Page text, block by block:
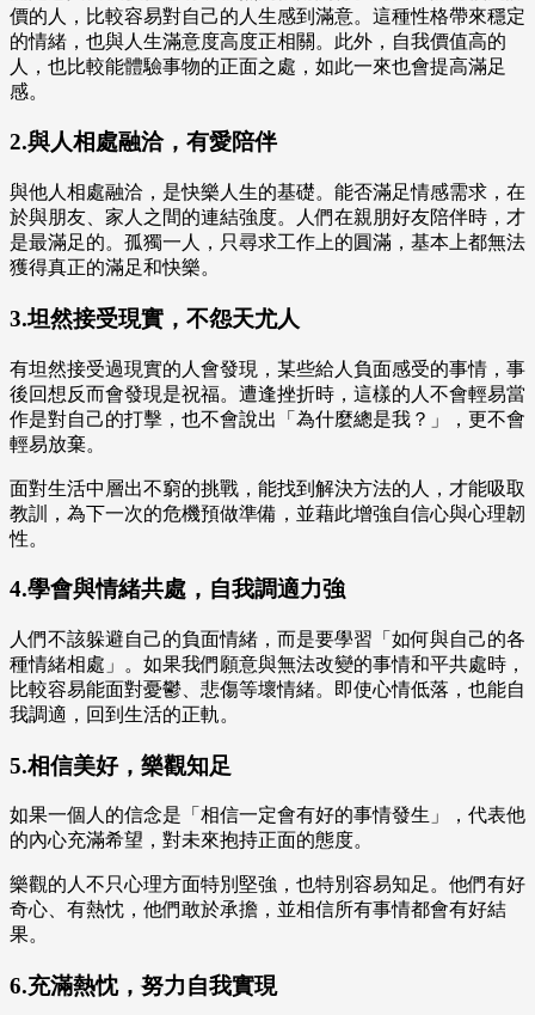
價的人，比較容易對自己的人生感到滿意。這種性格帶來穩定
的情緒，也與人生滿意度高度正相關。此外，自我價值高的
人，也比較能體驗事物的正面之處，如此一來也會提高滿足
感。
2.與人相處融洽，有愛陪伴
與他人相處融洽，是快樂人生的基礎。能否滿足情感需求，在
於與朋友、家人之間的連結強度。人們在親朋好友陪伴時，才
是最滿足的。孤獨一人，只尋求工作上的圓滿，基本上都無法
獲得真正的滿足和快樂。
3.坦然接受現實，不怨天尤人
有坦然接受過現實的人會發現，某些給人負面感受的事情，事
後回想反而會發現是祝福。遭逢挫折時，這樣的人不會輕易當
作是對自己的打擊，也不會說出「為什麼總是我？」，更不會
輕易放棄。
面對生活中層出不窮的挑戰，能找到解決方法的人，才能吸取
教訓，為下一次的危機預做準備，並藉此增強自信心與心理韌
性。
4.學會與情緒共處，自我調適力強
人們不該躲避自己的負面情緒，而是要學習「如何與自己的各
種情緒相處」。如果我們願意與無法改變的事情和平共處時，
比較容易能面對憂鬱、悲傷等壞情緒。即使心情低落，也能自
我調適，回到生活的正軌。
5.相信美好，樂觀知足
如果一個人的信念是「相信一定會有好的事情發生」，代表他
的內心充滿希望，對未來抱持正面的態度。
樂觀的人不只心理方面特別堅強，也特別容易知足。他們有好
奇心、有熱忱，他們敢於承擔，並相信所有事情都會有好結
果。
6.充滿熱忱，努力自我實現